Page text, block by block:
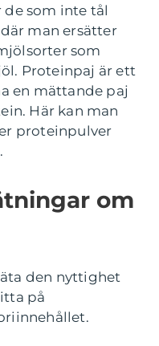
de som inte tål
man ersätter
som
Proteinpaj är ett
en mättande paj
Här kan man
proteinpulver
om
den nyttighet
på